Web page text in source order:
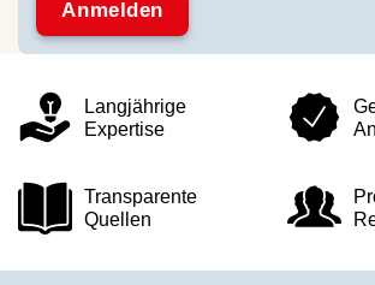
Langjährige
Expertise
Transparente
Quellen